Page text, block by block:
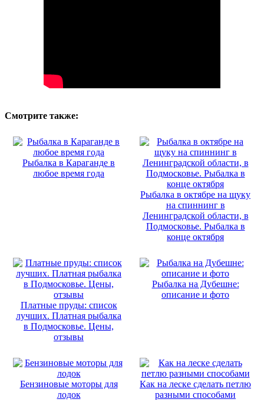
Смотрите также:
Рыбалка в Караганде в
любое время года
Рыбалка в октябре на щуку
на спиннинг в
Ленинградской области, в
Подмосковье. Рыбалка в
конце октября
Платные пруды: список
лучших. Платная рыбалка
в Подмосковье. Цены,
отзывы
Рыбалка на Дубешне:
описание и фото
Бензиновые моторы для
лодок
Как на леске сделать петлю
разными способами